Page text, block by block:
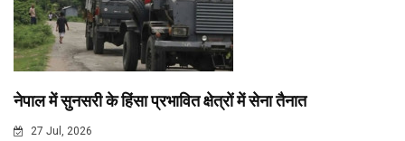
नेपाल में सुनसरी के हिंसा प्रभावित क्षेत्रों में सेना तैनात
27 Jul, 2026